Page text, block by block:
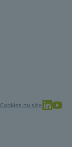
du site